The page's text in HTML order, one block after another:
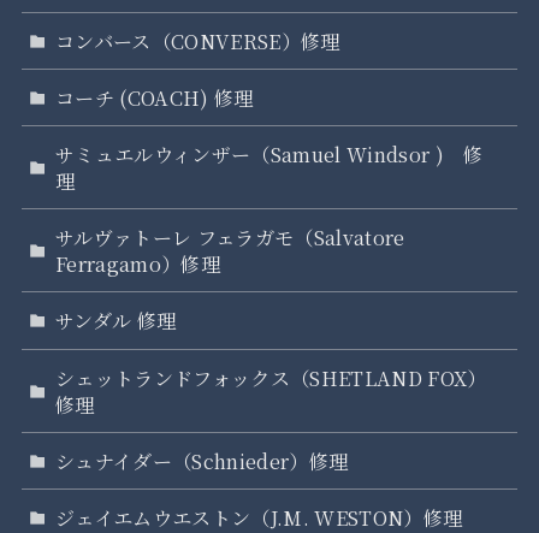
コンバース（CONVERSE）修理
コーチ (COACH) 修理
サミュエルウィンザー（Samuel Windsor ) 修
理
サルヴァトーレ フェラガモ（Salvatore
Ferragamo）修理
サンダル 修理
シェットランドフォックス（SHETLAND FOX）
修理
シュナイダー（Schnieder）修理
ジェイエムウエストン（J.M. WESTON）修理